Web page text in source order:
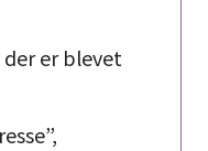
der er blevet